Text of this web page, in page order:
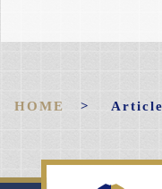
HOME > Article